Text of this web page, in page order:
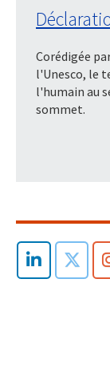
Corédigée
l'Unesco, le
l'humain au
sommet.